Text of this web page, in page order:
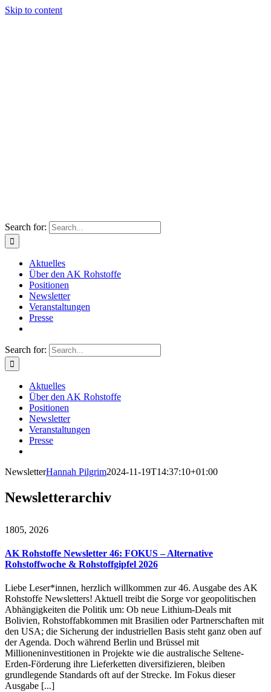
Skip to content
Search for:
Aktuelles
Über den AK Rohstoffe
Positionen
Newsletter
Veranstaltungen
Presse
Search for:
Aktuelles
Über den AK Rohstoffe
Positionen
Newsletter
Veranstaltungen
Presse
NewsletterHannah Pilgrim2024-11-19T14:37:10+01:00
Newsletterarchiv
1805, 2026
AK Rohstoffe Newsletter 46: FOKUS – Alternative
Rohstoffwoche & Rohstoffgipfel 2026
Liebe Leser*innen, herzlich willkommen zur 46. Ausgabe des AK
Rohstoffe Newsletters! Aktuell treibt die Sorge vor geopolitischen
Abhängigkeiten die Politik um: Ob neue Lithium-Deals mit
Bolivien, Rohstoffabkommen mit Brasilien oder Partnerschaften mit
den USA; die Sicherung der industriellen Basis steht ganz oben auf
der Agenda. Doch während Berlin und Brüssel mit
Millioneninvestitionen in Projekte wie die australische Seltene-
Erden-Förderung ihre Lieferketten diversifizieren, bleiben
grundlegende Standards oft auf der Strecke. Im Fokus dieser
Ausgabe [...]